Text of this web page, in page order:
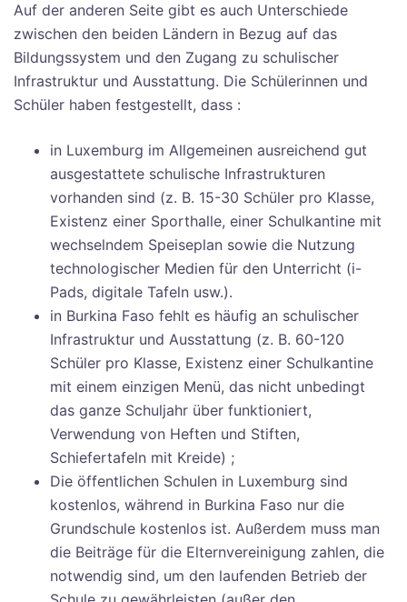
Auf der anderen Seite gibt es auch Unterschiede
zwischen den beiden Ländern in Bezug auf das
Bildungssystem und den Zugang zu schulischer
Infrastruktur und Ausstattung. Die Schülerinnen und
Schüler haben festgestellt, dass :
in Luxemburg im Allgemeinen ausreichend gut
ausgestattete schulische Infrastrukturen
vorhanden sind (z. B. 15-30 Schüler pro Klasse,
Existenz einer Sporthalle, einer Schulkantine mit
wechselndem Speiseplan sowie die Nutzung
technologischer Medien für den Unterricht (i-
Pads, digitale Tafeln usw.).
in Burkina Faso fehlt es häufig an schulischer
Infrastruktur und Ausstattung (z. B. 60-120
Schüler pro Klasse, Existenz einer Schulkantine
mit einem einzigen Menü, das nicht unbedingt
das ganze Schuljahr über funktioniert,
Verwendung von Heften und Stiften,
Schiefertafeln mit Kreide) ;
Die öffentlichen Schulen in Luxemburg sind
kostenlos, während in Burkina Faso nur die
Grundschule kostenlos ist. Außerdem muss man
die Beiträge für die Elternvereinigung zahlen, die
notwendig sind, um den laufenden Betrieb der